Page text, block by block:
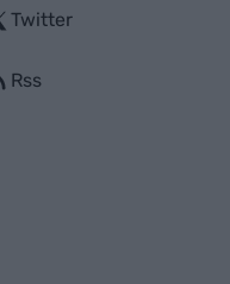
Twitter
Rss